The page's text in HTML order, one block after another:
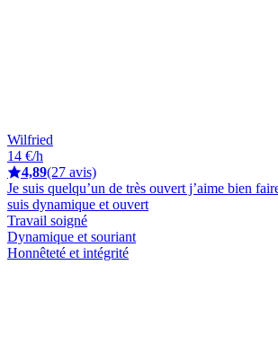
Wilfried
14 €/h
4,89(27 avis)
Je suis quelqu’un de très ouvert j’aime bien
suis dynamique et ouvert
Travail soigné
Dynamique et souriant
Honnêteté et intégrité